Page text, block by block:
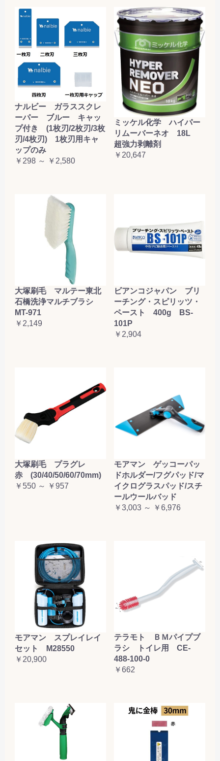
ナルビー ガラススクレ
ーパー ブルー キャッ
プ付き (1枚刃/2枚刃/3枚
刃/4枚刃) 1枚刃用キャ
ップのみ
￥298 ～ ￥2,580
ミッケル化学 ハイパー
リムーバーネオ 18L
超強力剥離剤
￥20,647
大塚刷毛 マルテー東北
石橋洗浄マルチブラシ
MT-971
￥2,149
ビアンコジャパン ブリ
ーチング・スピリッツ・
ペースト 400g BS-
101P
￥2,904
大塚刷毛 プラグレ
赤 (30/40/50/60/70mm)
￥550 ～ ￥957
モアマン ゲッコーパッ
ドホルダー/フグパッド/マ
イクログラスパッド/スチ
ールウールバッド
￥3,003 ～ ￥6,976
モアマン スプレイレイ
セット M28550
￥20,900
テラモト ＢＭパイプブ
ラシ トイレ用 CE-
488-100-0
￥662